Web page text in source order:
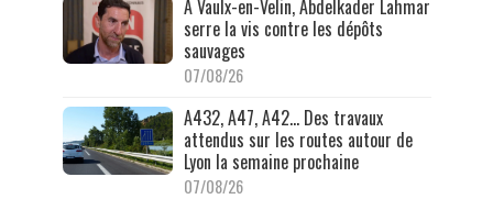
À Vaulx-en-Velin, Abdelkader Lahmar
serre la vis contre les dépôts
sauvages
07/08/26
A432, A47, A42… Des travaux
attendus sur les routes autour de
Lyon la semaine prochaine
07/08/26